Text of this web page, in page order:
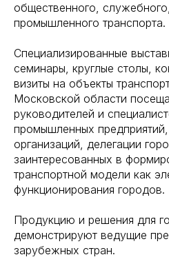
общественного,
промышленного транспорта.
Специализированные
семинары, круглые столы,
визиты на объекты
Московской области
руководителей и
промышленных
организаций, делегации
заинтересованных в
транспортной модели как
функционирования городов.
Продукцию и решения для
демонстрируют ведущие
зарубежных стран.